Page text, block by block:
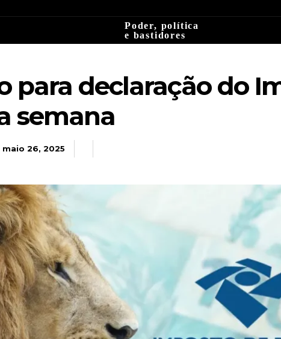
Poder, política
e bastidores
para declaração do
semana
maio 26, 2025